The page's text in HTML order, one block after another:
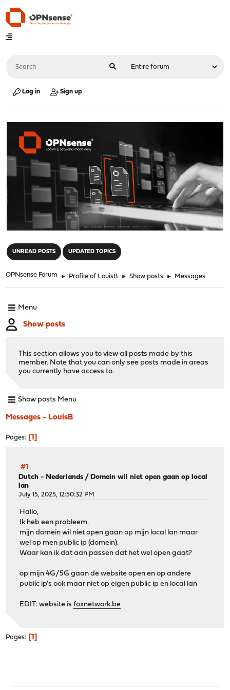
Log in Sign up
UNREAD POSTS UPDATED TOPICS
OPNsense Forum ► Profile of LouisB ► Show posts ► Messages
Menu
Show posts
This section allows you to view all posts made by this
member. Note that you can only see posts made in areas
you currently have access to.
Show posts Menu
Messages - LouisB
Pages 1
#1
Dutch - Nederlands / Domein wil niet open gaan op local
lan
July 15, 2025, 12:50:32 PM
Hallo,
Ik heb een probleem.
mijn domein wil niet open gaan op mijn local lan maar
wel op men public ip (domein).
Waar kan ik dat aan passen dat het wel open gaat?
op mijn 4G/5G gaan de website open en op andere
public ip's ook maar niet op eigen public ip en local lan
EDIT: website isfoxnetwork.be
Pages 1